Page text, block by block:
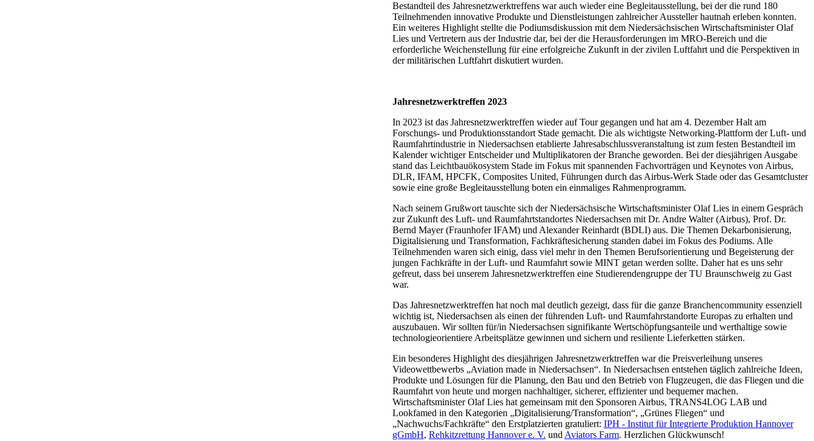
Bestandteil des Jahresnetzwerktreffens war auch wieder eine Begleitausstellung, bei der die rund 180
Teilnehmenden innovative Produkte und Dienstleistungen zahlreicher Aussteller hautnah erleben konnten.
Ein weiteres Highlight stellte die Podiumsdiskussion mit dem Niedersächsischen Wirtschaftsminister Olaf
Lies und Vertretern aus der Industrie dar, bei der die Herausforderungen im MRO-Bereich und die
erforderliche Weichenstellung für eine erfolgreiche Zukunft in der zivilen Luftfahrt und die Perspektiven in
der militärischen Luftfahrt diskutiert wurden.
Jahresnetzwerktreffen 2023
In 2023 ist das Jahresnetzwerktreffen wieder auf Tour gegangen und hat am 4. Dezember Halt am
Forschungs- und Produktionsstandort Stade gemacht. Die als wichtigste Networking-Plattform der Luft- und
Raumfahrtindustrie in Niedersachsen etablierte Jahresabschlussveranstaltung ist zum festen Bestandteil im
Kalender wichtiger Entscheider und Multiplikatoren der Branche geworden. Bei der diesjährigen Ausgabe
stand das Leichtbauökosystem Stade im Fokus mit spannenden Fachvorträgen und Keynotes von Airbus,
DLR, IFAM, HPCFK, Composites United, Führungen durch das Airbus-Werk Stade oder das Gesamtcluster
sowie eine große Begleitausstellung boten ein einmaliges Rahmenprogramm.
Nach seinem Grußwort tauschte sich der Niedersächsische Wirtschaftsminister Olaf Lies in einem Gespräch
zur Zukunft des Luft- und Raumfahrtstandortes Niedersachsen mit Dr. Andre Walter (Airbus), Prof. Dr.
Bernd Mayer (Fraunhofer IFAM) und Alexander Reinhardt (BDLI) aus. Die Themen Dekarbonisierung,
Digitalisierung und Transformation, Fachkräftesicherung standen dabei im Fokus des Podiums. Alle
Teilnehmenden waren sich einig, dass viel mehr in den Themen Berufsorientierung und Begeisterung der
jungen Fachkräfte in der Luft- und Raumfahrt sowie MINT getan werden sollte. Daher hat es uns sehr
gefreut, dass bei unserem Jahresnetzwerktreffen eine Studierendengruppe der TU Braunschweig zu Gast
war.
Das Jahresnetzwerktreffen hat noch mal deutlich gezeigt, dass für die ganze Branchencommunity essenziell
wichtig ist, Niedersachsen als einen der führenden Luft- und Raumfahrstandorte Europas zu erhalten und
auszubauen. Wir sollten für/in Niedersachsen signifikante Wertschöpfungsanteile und werthaltige sowie
technologieorientiere Arbeitsplätze gewinnen und sichern und resiliente Lieferketten stärken.
Ein besonderes Highlight des diesjährigen Jahresnetzwerktreffen war die Preisverleihung unseres
Videowettbewerbs „Aviation made in Niedersachsen“. In Niedersachsen entstehen täglich zahlreiche Ideen,
Produkte und Lösungen für die Planung, den Bau und den Betrieb von Flugzeugen, die das Fliegen und die
Raumfahrt von heute und morgen nachhaltiger, sicherer, effizienter und bequemer machen.
Wirtschaftsminister Olaf Lies hat gemeinsam mit den Sponsoren Airbus, TRANS4LOG LAB und
Lookfamed in den Kategorien „Digitalisierung/Transformation“, „Grünes Fliegen“ und
„Nachwuchs/Fachkräfte“ den Erstplatzierten gratuliert: IPH - Institut für Integrierte Produktion Hannover
gGmbH, Rehkitzrettung Hannover e. V. und Aviators Farm. Herzlichen Glückwunsch!